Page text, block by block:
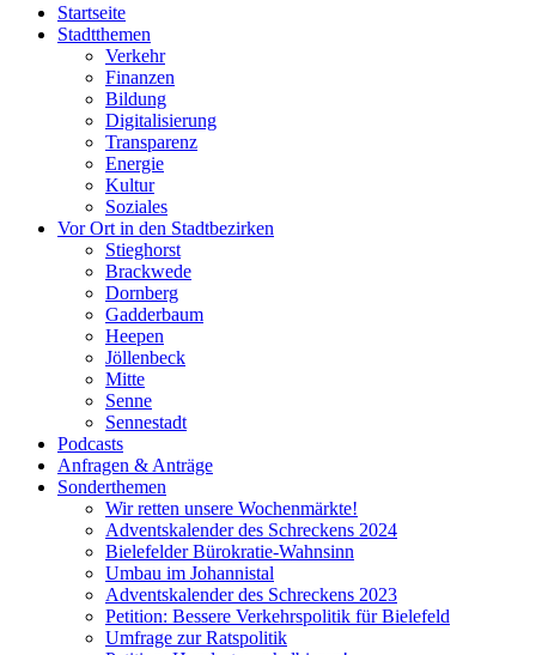
Startseite
Stadtthemen
Verkehr
Finanzen
Bildung
Digitalisierung
Transparenz
Energie
Kultur
Soziales
Vor Ort in den Stadtbezirken
Stieghorst
Brackwede
Dornberg
Gadderbaum
Heepen
Jöllenbeck
Mitte
Senne
Sennestadt
Podcasts
Anfragen & Anträge
Sonderthemen
Wir retten unsere Wochenmärkte!
Adventskalender des Schreckens 2024
Bielefelder Bürokratie-Wahnsinn
Umbau im Johannistal
Adventskalender des Schreckens 2023
Petition: Bessere Verkehrspolitik für Bielefeld​​
Umfrage zur Ratspolitik